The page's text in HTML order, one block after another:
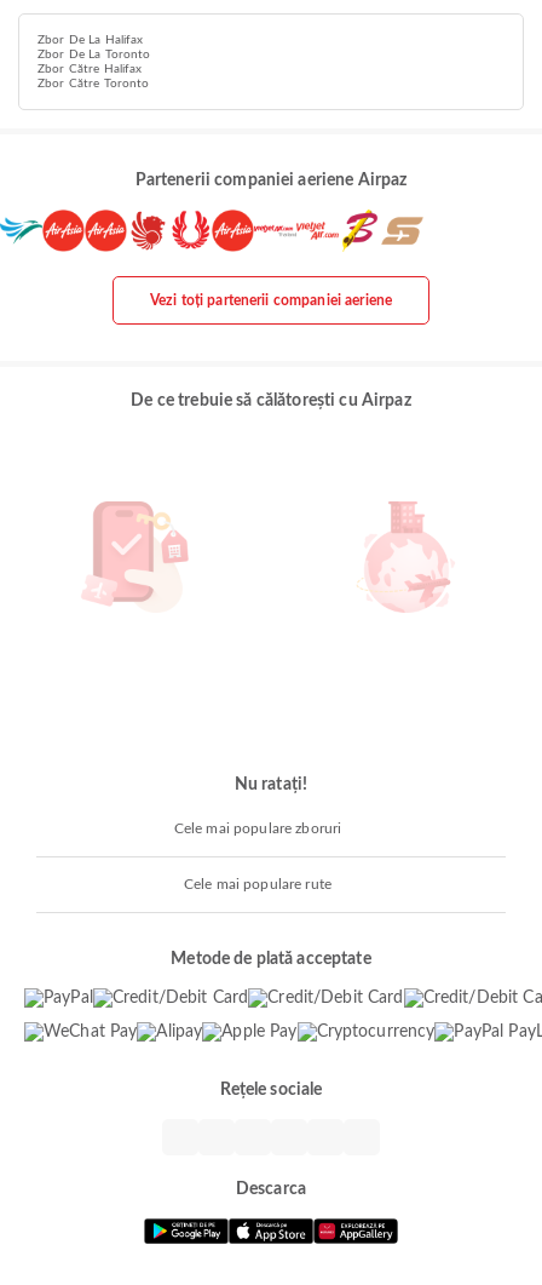
Zbor De La Halifax
Zbor De La Toronto
Zbor Către Halifax
Zbor Către Toronto
Partenerii companiei aeriene Airpaz
Vezi toți partenerii companiei aeriene
De ce trebuie să călătorești cu Airpaz
Nu ratați!
Cele mai populare zboruri
Cele mai populare rute
Metode de plată acceptate
Rețele sociale
Descarca